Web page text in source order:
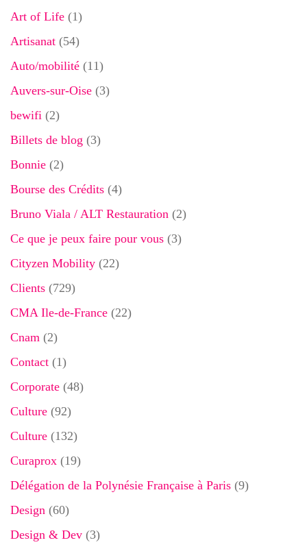
Art of Life (1)
Artisanat (54)
Auto/mobilité (11)
Auvers-sur-Oise (3)
bewifi (2)
Billets de blog (3)
Bonnie (2)
Bourse des Crédits (4)
Bruno Viala / ALT Restauration (2)
Ce que je peux faire pour vous (3)
Cityzen Mobility (22)
Clients (729)
CMA Ile-de-France (22)
Cnam (2)
Contact (1)
Corporate (48)
Culture (92)
Culture (132)
Curaprox (19)
Délégation de la Polynésie Française à Paris (9)
Design (60)
Design & Dev (3)